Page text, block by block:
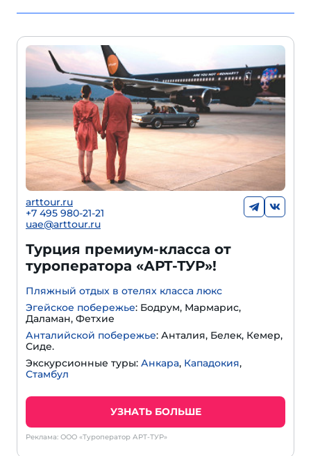
arttour.ru
+7 495 980-21-21
uae@arttour.ru
Турция премиум-класса от
туроператора «АРТ-ТУР»!
Пляжный отдых в отелях класса люкс
Эгейское побережье: Бодрум, Мармарис,
Даламан, Фетхие
Анталийской побережье: Анталия, Белек, Кемер,
Сиде.
Экскурсионные туры: Анкара, Кападокия,
Стамбул
УЗНАТЬ БОЛЬШЕ
Реклама: ООО «Туроператор АРТ-ТУР»